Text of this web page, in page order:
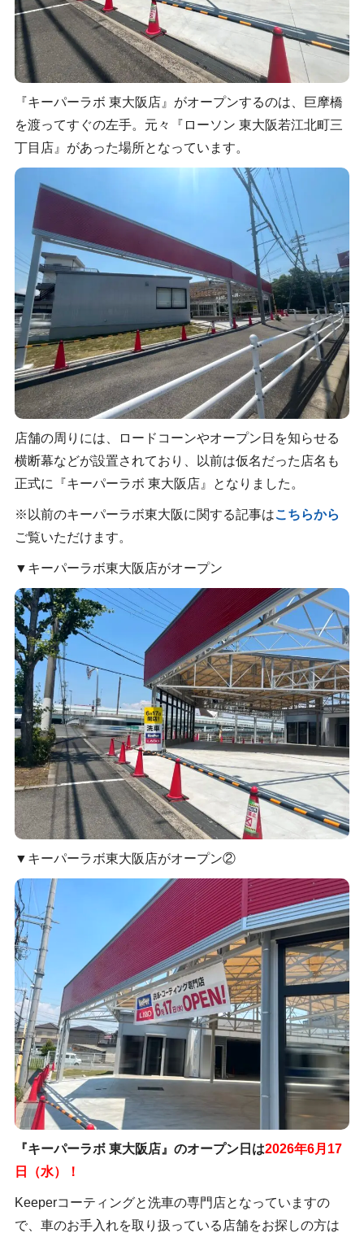
『キーパーラボ 東大阪店』がオープンするのは、巨摩橋
を渡ってすぐの左手。元々『ローソン 東大阪若江北町三
丁目店』があった場所となっています。
店舗の周りには、ロードコーンやオープン日を知らせる
横断幕などが設置されており、以前は仮名だった店名も
正式に『キーパーラボ 東大阪店』となりました。
※以前のキーパーラボ東大阪に関する記事はこちらから
ご覧いただけます。
▼キーパーラボ東大阪店がオープン
▼キーパーラボ東大阪店がオープン②
『キーパーラボ 東大阪店』のオープン日は2026年6月17
日（水）！
Keeperコーティングと洗車の専門店となっていますの
で、車のお手入れを取り扱っている店舗をお探しの方は